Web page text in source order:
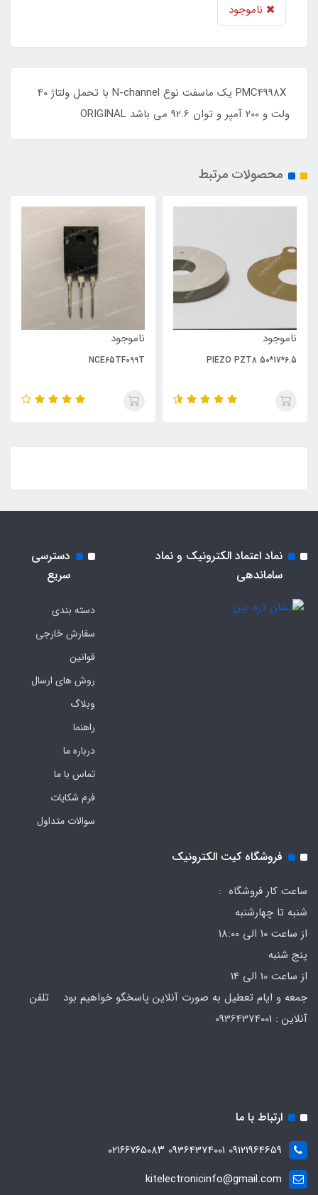
ناموجود
PMC4998X یک ماسفت نوع N-channel با تحمل ولتاژ 40
ولت و 200 آمپر و توان 92.6 می باشد ORIGINAL
محصولات مرتبط
ناموجود
PIEZO PZT8 50*17*6.5
ناموجود
NCE65TF099T
نماد اعتماد الکترونیک و نماد
ساماندهی
دسترسی
سریع
دسته بندی
سفارش خارجی
قوانین
روش های ارسال
وبلاگ
راهنما
درباره ما
تماس با ما
فرم‌ شکایات
سوالات متداول
فروشگاه کیت الکترونیک
ساعت کار فروشگاه :
شنبه تا چهارشنبه
از ساعت 10 الی 18:00
پنج شنبه
از ساعت 10 الی 14
جمعه و ایام تعطیل به صورت آنلاین پاسخگو خواهیم بود تلفن
ارتباط با ما
09121964659 09364374001 ۰۲۱۶۶۷۶۵۰۸۳
kitelectronicinfo@gmail.com